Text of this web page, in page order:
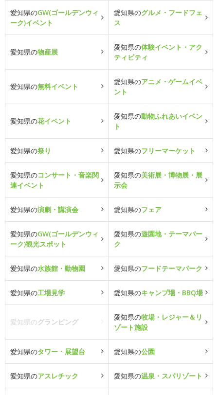
愛知県のGW(ゴールデンウィ
ーク)イベント
愛知県のグルメ・フードフェ
ス
愛知県の物産展
愛知県の体験イベント・アク
ティビティ
愛知県の無料イベント
愛知県のアニメ・ゲームイベ
ント
愛知県の花イベント
愛知県の動物ふれあいイベン
ト
愛知県の祭り 愛知県のフリーマーケット
愛知県のコンサート・音楽関
連イベント
愛知県の美術展・博物展・展
示会
愛知県の演劇・講演会 愛知県のフェア
愛知県のGW(ゴールデンウィ
ーク)観光スポット
愛知県の遊園地・テーマパー
ク
愛知県の水族館・動物園 愛知県のフードテーマパーク
愛知県の工場見学 愛知県のキャンプ場・BBQ場
愛知県のグランピング
愛知県の牧場・レジャー＆リ
ゾート施設
愛知県のタワー・展望台 愛知県の公園
愛知県のアスレチック 愛知県の温泉・スパリゾート